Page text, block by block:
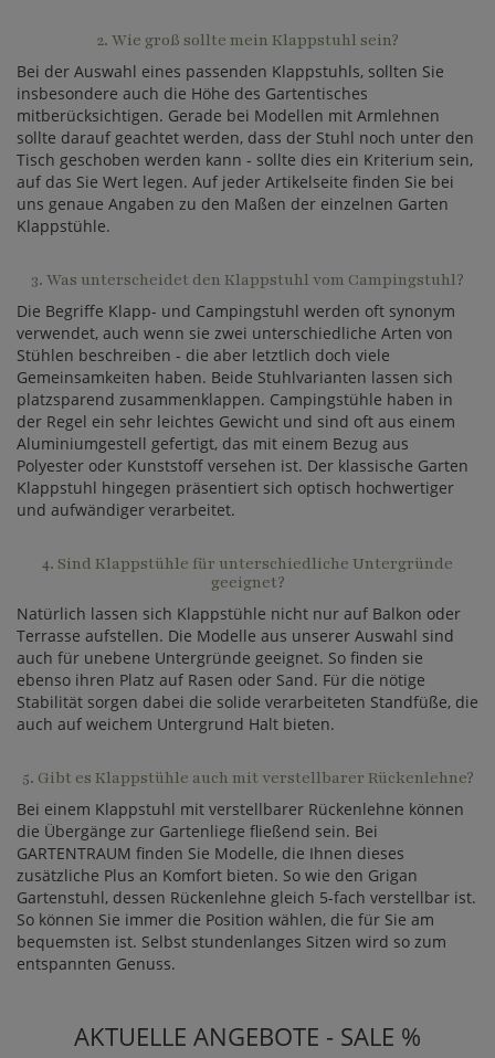
2. Wie groß sollte mein Klappstuhl sein?
Bei der Auswahl eines passenden Klappstuhls, sollten Sie
insbesondere auch die Höhe des Gartentisches
mitberücksichtigen. Gerade bei Modellen mit Armlehnen
sollte darauf geachtet werden, dass der Stuhl noch unter den
Tisch geschoben werden kann - sollte dies ein Kriterium sein,
auf das Sie Wert legen. Auf jeder Artikelseite finden Sie bei
uns genaue Angaben zu den Maßen der einzelnen Garten
Klappstühle.
3. Was unterscheidet den Klappstuhl vom Campingstuhl?
Die Begriffe Klapp- und Campingstuhl werden oft synonym
verwendet, auch wenn sie zwei unterschiedliche Arten von
Stühlen beschreiben - die aber letztlich doch viele
Gemeinsamkeiten haben. Beide Stuhlvarianten lassen sich
platzsparend zusammenklappen. Campingstühle haben in
der Regel ein sehr leichtes Gewicht und sind oft aus einem
Aluminiumgestell gefertigt, das mit einem Bezug aus
Polyester oder Kunststoff versehen ist. Der klassische Garten
Klappstuhl hingegen präsentiert sich optisch hochwertiger
und aufwändiger verarbeitet.
4. Sind Klappstühle für unterschiedliche Untergründe
geeignet?
Natürlich lassen sich Klappstühle nicht nur auf Balkon oder
Terrasse aufstellen. Die Modelle aus unserer Auswahl sind
auch für unebene Untergründe geeignet. So finden sie
ebenso ihren Platz auf Rasen oder Sand. Für die nötige
Stabilität sorgen dabei die solide verarbeiteten Standfüße, die
auch auf weichem Untergrund Halt bieten.
5. Gibt es Klappstühle auch mit verstellbarer Rückenlehne?
Bei einem Klappstuhl mit verstellbarer Rückenlehne können
die Übergänge zur Gartenliege fließend sein. Bei
GARTENTRAUM finden Sie Modelle, die Ihnen dieses
zusätzliche Plus an Komfort bieten. So wie den Grigan
Gartenstuhl, dessen Rückenlehne gleich 5-fach verstellbar ist.
So können Sie immer die Position wählen, die für Sie am
bequemsten ist. Selbst stundenlanges Sitzen wird so zum
entspannten Genuss.
AKTUELLE ANGEBOTE - SALE %